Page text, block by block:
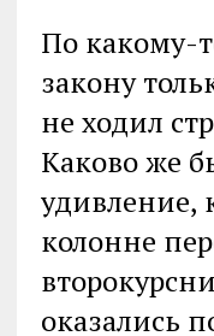
По какому-
закону
не ходил
Каково же
удивление,
колонне
оказались